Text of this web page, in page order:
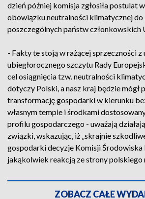
dzień później komisja zgłosiła postulat
obowiązku neutralności klimatycznej do
poszczególnych państw członkowskich
- Fakty te stoją w rażącej sprzeczności z
ubiegłorocznego szczytu Rady
cel osiągnięcia tzw. neutralności
dotyczy Polski, a nasz kraj będzie mógł
transformację gospodarki w kierunku
własnym tempie i środkami
profilu gospodarczego - uważają
związki, wskazując, iż „skrajnie
gospodarki decyzje Komisji Środowiska
jakąkolwiek reakcją ze strony polskiego
ZOBACZ CAŁE